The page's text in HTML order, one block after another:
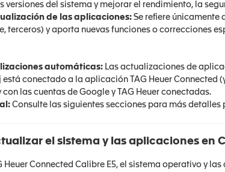
versiones del sistema y mejorar el rendimiento, la
de las aplicaciones:Se refiere únicamente
terceros) y aporta nuevas funciones o correcciones
automáticas:Las actualizaciones de
está conectado a la aplicación TAG Heuer Connected
con las cuentas de Google y TAG Heuer conectadas.
Consulte las siguientes secciones para más detalles
el sistema y las aplicaciones en
Heuer Connected Calibre E5, el sistema operativo y